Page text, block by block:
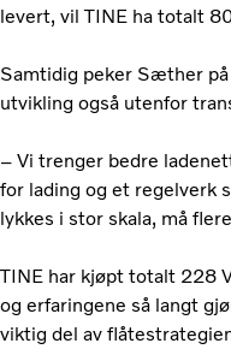
levert, vil TINE ha totalt
Samtidig peker Sæther
utvikling også utenfor
– Vi trenger bedre
for lading og et regelverk
lykkes i stor skala, må
TINE har kjøpt totalt 228
og erfaringene så langt
viktig del av